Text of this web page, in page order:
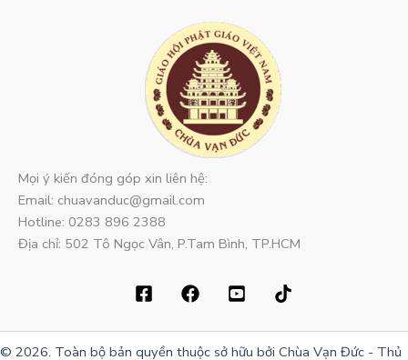
Mọi ý kiến đóng góp xin liên hệ:
Email: chuavanduc@gmail.com
Hotline: 0283 896 2388
Địa chỉ: 502 Tô Ngọc Vân, P.Tam Bình, TP.HCM
© 2026. Toàn bộ bản quyền thuộc sở hữu bởi Chùa Vạn Đức - Thủ